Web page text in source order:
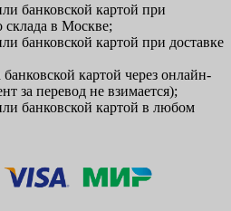
банковской картой при
склада в Москве;
банковской картой при доставке
картой через онлайн-
за перевод не взимается);
банковской картой в любом